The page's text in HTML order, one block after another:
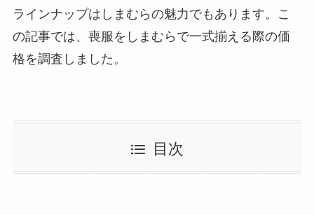
ラインナップはしまむらの魅力でもあります。こ
の記事では、喪服をしまむらで一式揃える際の価
格を調査しました。
目次